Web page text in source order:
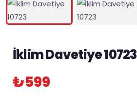
İklim Davetiye 10723
₺599